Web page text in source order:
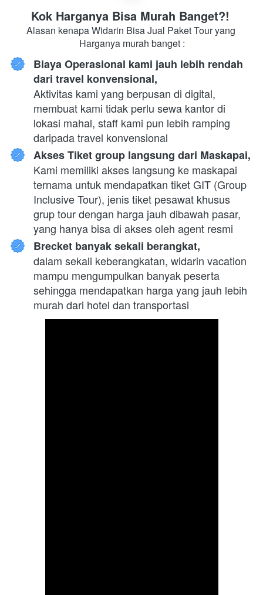
Kok Harganya Bisa Murah Banget?!
Alasan kenapa Widarin Bisa Jual Paket Tour yang
Harganya murah banget :
Biaya Operasional kami jauh lebih rendah
dari travel konvensional,
Aktivitas kami yang berpusan di digital,
membuat kami tidak perlu sewa kantor di
lokasi mahal, staff kami pun lebih ramping
daripada travel konvensional
Akses Tiket group langsung dari Maskapai,
Kami memiliki akses langsung ke maskapai
ternama untuk mendapatkan tiket GIT (Group
Inclusive Tour), jenis tiket pesawat khusus
grup tour dengan harga jauh dibawah pasar,
yang hanya bisa di akses oleh agent resmi
Brecket banyak sekali berangkat,
dalam sekali keberangkatan, widarin vacation
mampu mengumpulkan banyak peserta
sehingga mendapatkan harga yang jauh lebih
murah dari hotel dan transportasi